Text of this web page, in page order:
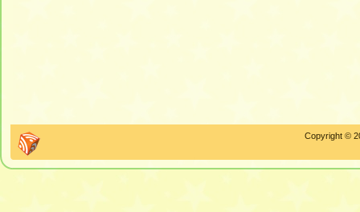
Copyright ©